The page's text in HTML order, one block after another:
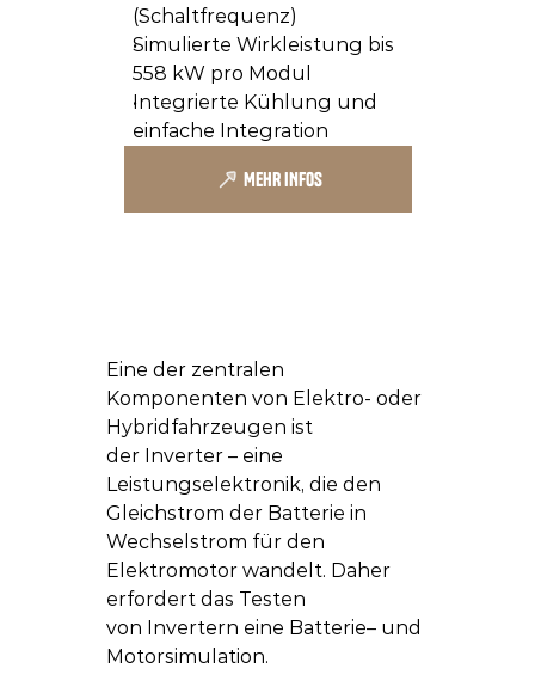
(Schaltfrequenz)
Simulierte Wirkleistung bis
558 kW pro Modul
Integrierte Kühlung und
einfache Integration
MEHR INFOS
Eine der zentralen
Komponenten von Elektro- oder
Hybridfahrzeugen ist
der Inverter – eine
Leistungselektronik, die den
Gleichstrom der Batterie in
Wechselstrom für den
Elektromotor wandelt. Daher
erfordert das Testen
von Invertern eine Batterie– und
Motorsimulation.